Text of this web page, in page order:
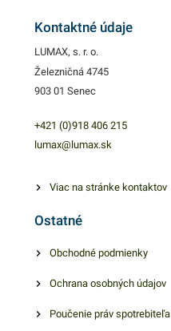
Poháriky sú vyrobené z
čomu majú výbornú odolnosť
a estetické servírovanie
rôznych pochutín. Pohárik
jednoduché používanie.
20 kusov priehľadných
podobné produkty, ktoré vás
Kontaktné údaje
LUMAX, s. r. o.
Železničná 4745
903 01 Senec
+421 (0)918 406 215
lumax@lumax.sk
Viac na stránke kontaktov
Ostatné
Obchodné podmienky
Ochrana osobných údajov
Poučenie práv spotrebiteľa